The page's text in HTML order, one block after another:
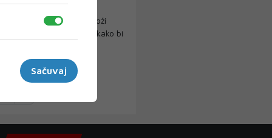
će vjerojatno zauzeti stroži
imigraciji i sigurnosti kako bi
Sačuvaj